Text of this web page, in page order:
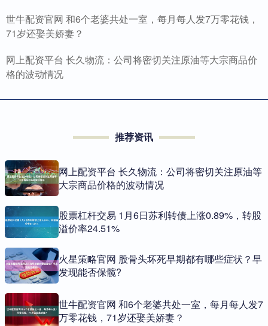
世牛配资官网 和6个老婆共处一室，每月每人发7万零花钱，
71岁还娶美娇妻？
网上配资平台 长久物流：公司将密切关注原油等大宗商品价
格的波动情况
推荐资讯
网上配资平台 长久物流：公司将密切关注原油等
大宗商品价格的波动情况
股票杠杆交易 1月6日苏利转债上涨0.89%，转股
溢价率24.51%
火星策略官网 股骨头坏死早期都有哪些症状？早
发现能否保髋?
世牛配资官网 和6个老婆共处一室，每月每人发7
万零花钱，71岁还娶美娇妻？